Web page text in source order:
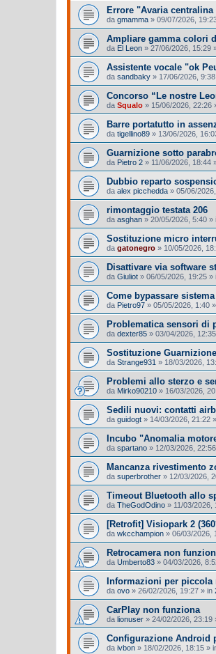
Errore "Avaria
da gmamma » 09/07/2026,
Ampliare gamma colori
da El Leon » 27/06/2026, 15:29
Assistente vocale "ok
da sandbaky » 17/06/2026, 9:38
Concorso “Le nostre
da Squalo » 15/06/2026, 22:26
Barre portatutto in
da tigellino89 » 13/06/2026,
Guarnizione sotto
da Pietro 2 » 11/06/2026, 18:44
Dubbio reparto
da alex picchedda » 05/06/
rimontaggio testata 206
da asghan » 20/05/2026, 5:40 »
Sostituzione micro
da gatonegro » 10/05/2026,
Disattivare via software
da Giuliot » 06/05/2026, 19:25 »
Come bypassare
da Pietro97 » 05/05/2026, 1:40
Problematica sensori di
da dexter85 » 03/04/2026, 12:35
Sostituzione
da Strange931 » 18/03/2026,
Problemi allo sterzo e
da Mirko90210 » 16/03/2026,
Sedili nuovi: contatti
da guidogt » 14/03/2026, 21:22
Incubo "Anomalia
da spartano » 12/03/2026, 22:56
Mancanza rivestimento
da superbrother » 12/03/2026,
Timeout Bluetooth allo
da TheGodOdino » 11/03/2026,
​[Retrofit] Visiopark 2
da wkcchampion » 06/03/2026,
Retrocamera non
da Umberto83 » 04/03/2026,
Informazioni per piccola
da ovo » 26/02/2026, 19:27 » in
CarPlay non funziona
da lionuser » 24/02/2026, 23:19
Configurazione Android
da ivbon » 18/02/2026, 18:15 »